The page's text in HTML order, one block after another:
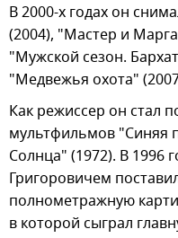
В 2000-х годах он
(2004), "Мастер и
"Мужской сезон.
"Медвежья охота"
Как режиссер он стал
мультфильмов "Синяя
Солнца" (1972). В 1996
Григоровичем
полнометражную
в которой сыграл